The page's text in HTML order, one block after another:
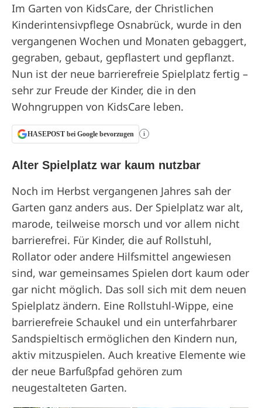
Im Garten von KidsCare, der Christlichen
Kinderintensivpflege Osnabrück, wurde in den
vergangenen Wochen und Monaten gebaggert,
gegraben, gebaut, gepflastert und gepflanzt.
Nun ist der neue barrierefreie Spielplatz fertig –
sehr zur Freude der Kinder, die in den
Wohngruppen von KidsCare leben.
HASEPOST bei Google bevorzugen i
Alter Spielplatz war kaum nutzbar
Noch im Herbst vergangenen Jahres sah der
Garten ganz anders aus. Der Spielplatz war alt,
marode, teilweise morsch und vor allem nicht
barrierefrei. Für Kinder, die auf Rollstuhl,
Rollator oder andere Hilfsmittel angewiesen
sind, war gemeinsames Spielen dort kaum oder
gar nicht möglich. Das soll sich mit dem neuen
Spielplatz ändern. Eine Rollstuhl-Wippe, eine
barrierefreie Schaukel und ein unterfahrbarer
Sandspieltisch ermöglichen den Kindern nun,
aktiv mitzuspielen. Auch kreative Elemente wie
der neue Barfußpfad gehören zum
neugestalteten Garten.